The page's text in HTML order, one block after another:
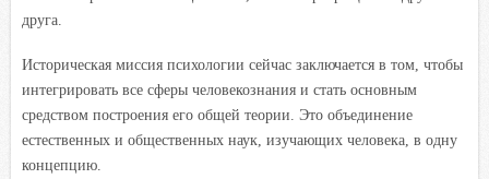
друга.
Историческая миссия психологии сейчас заключается в том, чтобы
интегрировать все сферы человекознания и стать основным
средством построения его общей теории. Это объединение
естественных и общественных наук, изучающих человека, в одну
концепцию.